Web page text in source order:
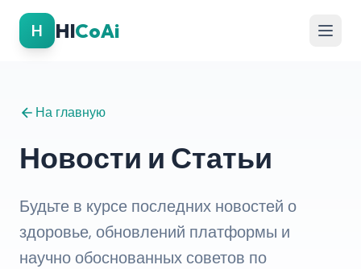
H HlCoAi
На главную
Новости и Статьи
Будьте в курсе последних новостей о
здоровье, обновлений платформы и
научно обоснованных советов по